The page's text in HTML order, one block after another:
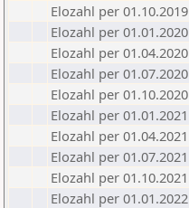
Elozahl per 01.10.2019
Elozahl per 01.01.2020
Elozahl per 01.04.2020
Elozahl per 01.07.2020
Elozahl per 01.10.2020
Elozahl per 01.01.2021
Elozahl per 01.04.2021
Elozahl per 01.07.2021
Elozahl per 01.10.2021
Elozahl per 01.01.2022